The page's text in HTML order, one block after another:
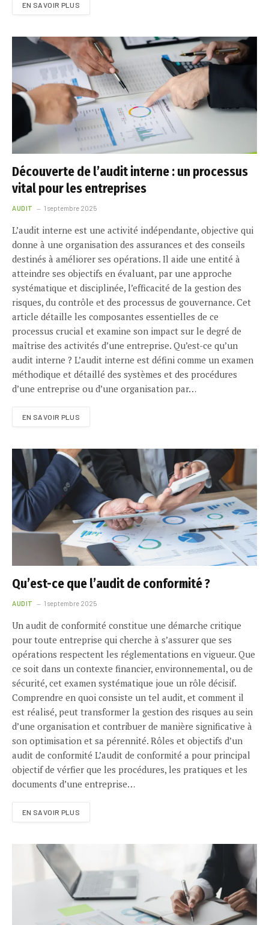
EN SAVOIR PLUS
Découverte de l’audit interne : un processus
vital pour les entreprises
AUDIT 1 septembre 2025
L’audit interne est une activité indépendante, objective qui
donne à une organisation des assurances et des conseils
destinés à améliorer ses opérations. Il aide une entité à
atteindre ses objectifs en évaluant, par une approche
systématique et disciplinée, l’efficacité de la gestion des
risques, du contrôle et des processus de gouvernance. Cet
article détaille les composantes essentielles de ce
processus crucial et examine son impact sur le degré de
maîtrise des activités d’une entreprise. Qu’est-ce qu’un
audit interne ? L’audit interne est défini comme un examen
méthodique et détaillé des systèmes et des procédures
d’une entreprise ou d’une organisation par…
EN SAVOIR PLUS
Qu’est-ce que l’audit de conformité ?
AUDIT 1 septembre 2025
Un audit de conformité constitue une démarche critique
pour toute entreprise qui cherche à s’assurer que ses
opérations respectent les réglementations en vigueur. Que
ce soit dans un contexte financier, environnemental, ou de
sécurité, cet examen systématique joue un rôle décisif.
Comprendre en quoi consiste un tel audit, et comment il
est réalisé, peut transformer la gestion des risques au sein
d’une organisation et contribuer de manière significative à
son optimisation et sa pérennité. Rôles et objectifs d’un
audit de conformité L’audit de conformité a pour principal
objectif de vérfier que les procédures, les pratiques et les
documents d’une entreprise…
EN SAVOIR PLUS